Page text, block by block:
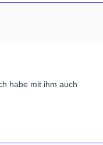
habe mit ihm auch